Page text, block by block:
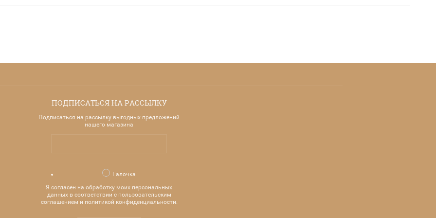
ПОДПИСАТЬСЯ НА РАССЫЛКУ
Подписаться на рассылку выгодных предложений
нашего магазина
Галочка
Я согласен на обработку моих персональных
данных в соответствии с пользовательским
соглашением и политикой конфиденциальности.